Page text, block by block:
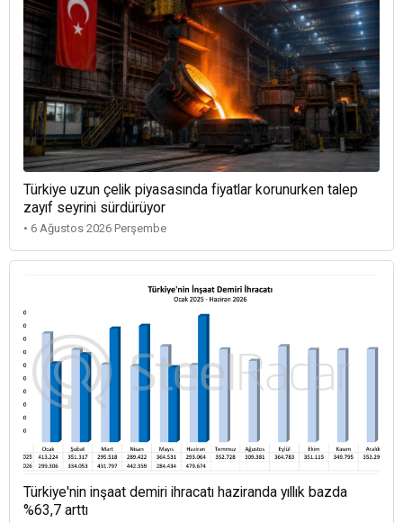
Türkiye uzun çelik piyasasında fiyatlar korunurken talep
zayıf seyrini sürdürüyor
• 6 Ağustos 2026 Perşembe
Türkiye'nin inşaat demiri ihracatı haziranda yıllık bazda
%63,7 arttı